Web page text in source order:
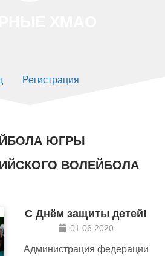
Регистрация
ЮГРЫ
ВОЛЕЙБОЛА
С Днём защиты детей!
01.06.2020
Администрация федерации